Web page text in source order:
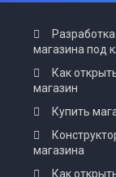
магазина под
Как
магазин
Купить
магазина
Как